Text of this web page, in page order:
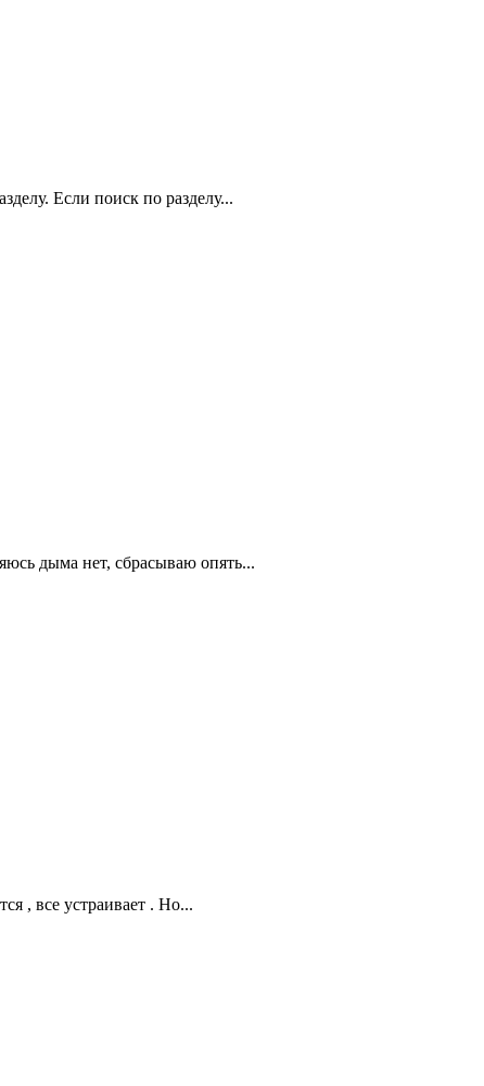
Если поиск по разделу...
дыма нет, сбрасываю опять...
, все устраивает . Но...